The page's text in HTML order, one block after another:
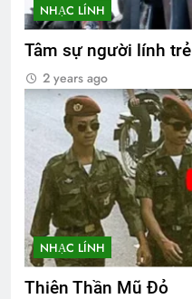
NHẠC LÍNH
Tâm sự người lính trẻ
2 years ago
NHẠC LÍNH
Thiên Thần Mũ Đỏ